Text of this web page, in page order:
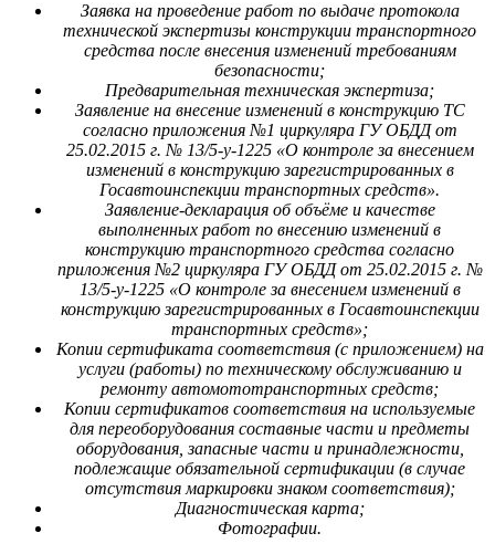
Заявка на проведение работ по выдаче протокола
технической экспертизы конструкции транспортного
средства после внесения изменений требованиям
безопасности;
Предварительная техническая экспертиза;
Заявление на внесение изменений в конструкцию ТС
согласно приложения №1 циркуляра ГУ ОБДД от
25.02.2015 г. № 13/5-у-1225 «О контроле за внесением
изменений в конструкцию зарегистрированных в
Госавтоинспекции транспортных средств».
Заявление-декларация об объёме и качестве
выполненных работ по внесению изменений в
конструкцию транспортного средства согласно
приложения №2 циркуляра ГУ ОБДД от 25.02.2015 г. №
13/5-у-1225 «О контроле за внесением изменений в
конструкцию зарегистрированных в Госавтоинспекции
транспортных средств»;
Копии сертификата соответствия (с приложением) на
услуги (работы) по техническому обслуживанию и
ремонту автомототранспортных средств;
Копии сертификатов соответствия на используемые
для переоборудования составные части и предметы
оборудования, запасные части и принадлежности,
подлежащие обязательной сертификации (в случае
отсутствия маркировки знаком соответствия);
Диагностическая карта;
Фотографии.